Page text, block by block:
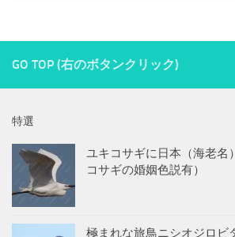
GO TOP (右のボタンクリック)
特選
ユキコサギに日本（海老名
コサギの婚姻色説有）
極まれな旅鳥ニシオジロビ